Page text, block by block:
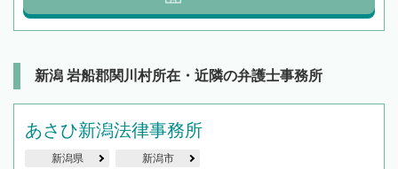
新潟 岩船郡関川村所在・近隣の弁護士事務所
あさひ新潟法律事務所
新潟県 新潟市